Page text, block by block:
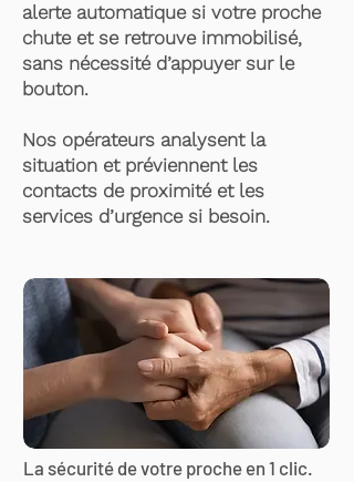
alerte automatique si votre proche
chute et se retrouve immobilisé,
sans nécessité d’appuyer sur le
bouton.
Nos opérateurs analysent la
situation et préviennent les
contacts de proximité et les
services d’urgence si besoin.
La sécurité de votre proche en 1 clic.